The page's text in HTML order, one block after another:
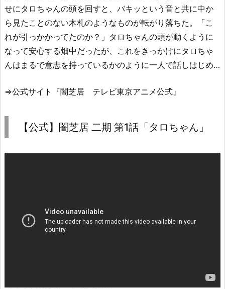
せにタロちゃんの頭を回すと、バキッという音と共に中か
ら見たことのない木札のようなものが転がり落ちた。「こ
れが引っかかってたのか？」タロちゃんの頭が動くように
なって安心する畑中だったが、これをきっかけにタロちゃ
んはまるで意志を持っているかのように一人で話しはじめ…
⇒公式サイト『闇芝居 テレビ東京アニメ公式』
【公式】闇芝居 二期 第1話「タロちゃん」